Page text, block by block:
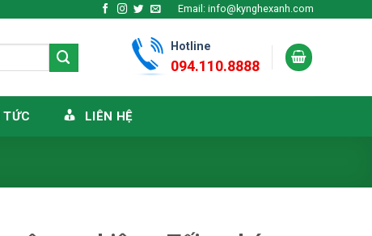
Email: info@kynghexanh.com
Hotline
094.110.8888
TỨC LIÊN HỆ